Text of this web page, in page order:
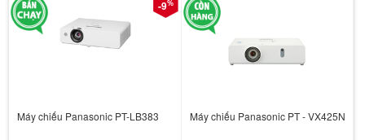
-9%
Máy chiếu Panasonic PT-LB383 Máy chiếu Panasonic PT - VX425N